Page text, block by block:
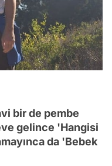
bir de pembe
gelince 'Hangisi
da 'Bebek